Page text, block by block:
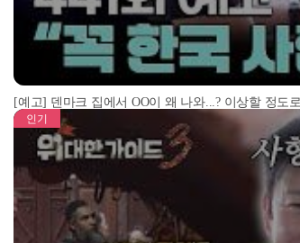
[예고] 덴마크 집에서 OO이 왜 나와...? 이상할 정도
인기